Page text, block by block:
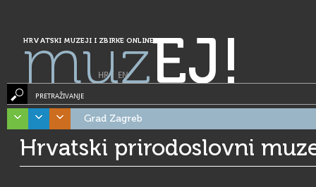
HRVATSKI MUZEJI I ZBIRKE ONLINE
muzEJ!
HR| EN
PRETRAŽIVANJE
Grad Zagreb
Hrvatski prirodoslovni